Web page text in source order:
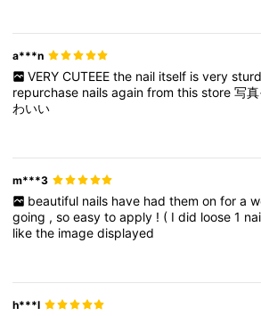
a***n
VERY CUTEEE the nail itself is very
repurchase nailsagainfromthisstore写
わいい
m***3
beautiful nails have had them on for a
going ,soeasytoapply ! ( Idid loose1
likethe imagedisplayed
h***l